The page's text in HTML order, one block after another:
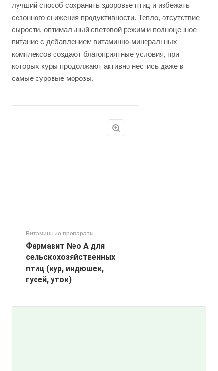
лучший способ сохранить здоровье птиц и избежать
сезонного снижения продуктивности. Тепло, отсутствие
сырости, оптимальный световой режим и полноценное
питание с добавлением витаминно-минеральных
комплексов создают благоприятные условия, при
которых куры продолжают активно нестись даже в
самые суровые морозы.
Витаминные препараты
Фармавит Neo А для
сельскохозяйственных
птиц (кур, индюшек,
гусей, уток)